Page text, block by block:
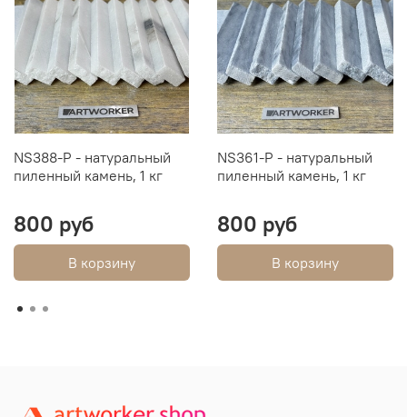
NS388-P - натуральный
пиленный камень, 1 кг
800 руб
В корзину
NS361-P - натуральный
пиленный камень, 1 кг
800 руб
В корзину